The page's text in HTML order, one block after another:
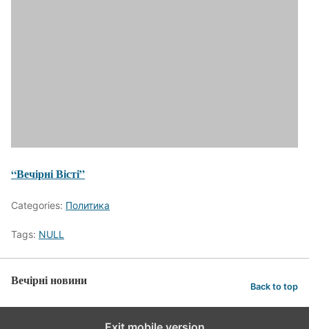
“Вечірні Вісті”
Categories: Политика
Tags: NULL
Вечірні новини Back to top